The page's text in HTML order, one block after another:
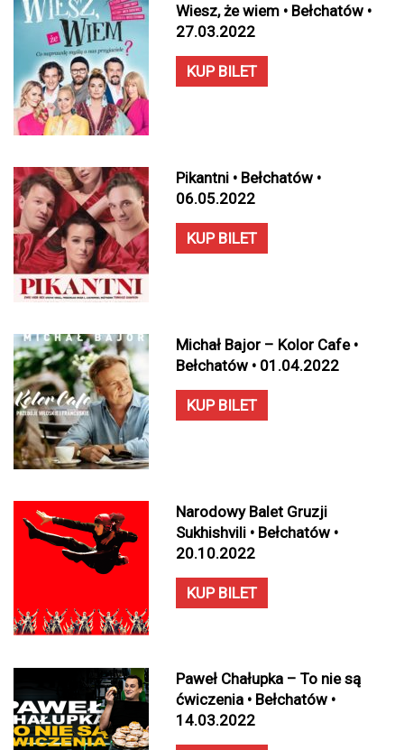
Wiesz, że wiem • Bełchatów •
27.03.2022
KUP BILET
Pikantni • Bełchatów •
06.05.2022
KUP BILET
Michał Bajor – Kolor Cafe •
Bełchatów • 01.04.2022
KUP BILET
Narodowy Balet Gruzji
Sukhishvili • Bełchatów •
20.10.2022
KUP BILET
Paweł Chałupka – To nie są
ćwiczenia • Bełchatów •
14.03.2022